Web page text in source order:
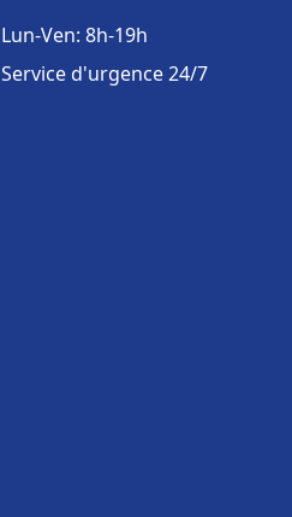
Lun-Ven: 8h-19h
Service d'urgence 24/7